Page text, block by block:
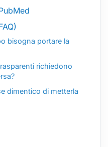
bisogna portare la
richiedono
dimentico di metterla